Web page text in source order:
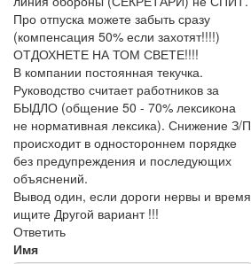
Про отпуска можете забыть сразу
(компенсация 50% если захотят!!!!)
ОТДОХНЕТЕ НА ТОМ СВЕТЕ!!!!
В компании постоянная текучка.
Руководство считает работников за
БЫДЛО (общение 50 - 70% лексикона
не нормативная лексика). Снижение З/П
происходит в одностороннем порядке
без предупреждения и последующих
объяснений.
Вывод один, если дороги нервы и время
ищите Другой вариант !!!
Ответить
Имя